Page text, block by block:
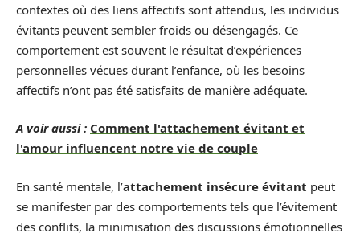
contextes où des liens affectifs sont attendus, les individus
évitants peuvent sembler froids ou désengagés. Ce
comportement est souvent le résultat d’expériences
personnelles vécues durant l’enfance, où les besoins
affectifs n’ont pas été satisfaits de manière adéquate.
A voir aussi : Comment l'attachement évitant et
l'amour influencent notre vie de couple
En santé mentale, l’attachement insécure évitant peut
se manifester par des comportements tels que l’évitement
des conflits, la minimisation des discussions émotionnelles